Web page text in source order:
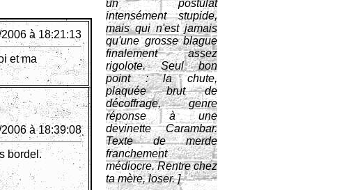
un postulat
intensément stupide,
mais qui n'est jamais
qu'une grosse blague
finalement assez
rigolote. Seul bon
point : la chute,
plaquée brut de
décoffrage, genre
réponse à une
devinette Carambar.
Texte de merde
franchement
médiocre. Rentre chez
ta mère, loser. ]
2006 à 18:21:13
et ma
2006 à 18:39:08
bordel.